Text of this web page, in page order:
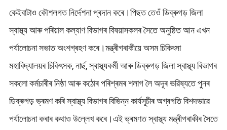
কেইবাটাও কৌশলগত নিৰ্দেশনা প্ৰদান কৰে।পিছত তেওঁ ডিব্ৰুগড় জিলা
স্বাস্থ্য আৰু পৰিয়াল কল্যাণ বিভাগৰ বিষয়াসকলৰ সৈতে অনুষ্ঠিত আন এখন
পৰ্যালোচনা সভাত অংশগ্ৰহণ কৰে।মন্ত্ৰীগৰাকীয়ে অসম চিকিৎসা
মহাবিদ্যালয়ৰ চিকিৎসক, নাৰ্ছ, স্বাস্থ্যকৰ্মী আৰু ডিব্ৰুগড় জিলা স্বাস্থ্য বিভাগৰ
সকলো কৰ্মচাৰীৰ নিষ্ঠা আৰু কঠোৰ পৰিশ্ৰমৰ শলাগ লৈ অদূৰ ভৱিষ্যতে পুনৰ
ডিব্ৰুগড় ভ্ৰমণ কৰি স্বাস্থ্য বিভাগৰ বিভিন্ন কাৰ্যসূচীৰ অগ্ৰগতি বিশদভাৱে
পৰ্যালোচনা কৰাৰ কথাও উল্লেখ কৰে।এই ভ্ৰমণত স্বাস্থ্য মন্ত্ৰীগৰাকীৰ সৈতে